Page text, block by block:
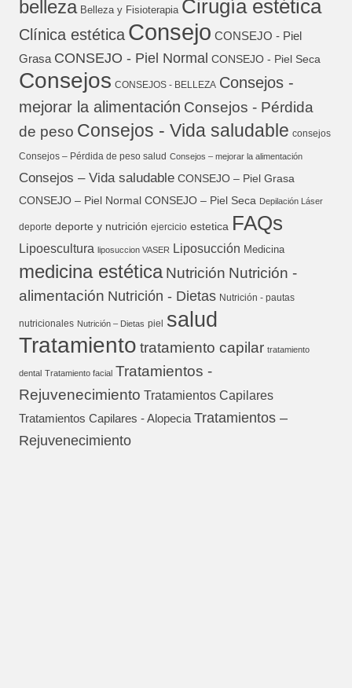
belleza Belleza y Fisioterapia Cirugía estética
Clínica estética Consejo CONSEJO - Piel
Grasa CONSEJO - Piel Normal CONSEJO - Piel Seca
Consejos CONSEJOS - BELLEZA Consejos -
mejorar la alimentación Consejos - Pérdida
de peso Consejos - Vida saludable consejos
Consejos – Pérdida de peso salud Consejos – mejorar la alimentación
Consejos – Vida saludable CONSEJO – Piel Grasa
CONSEJO – Piel Normal CONSEJO – Piel Seca Depilación Láser
deporte deporte y nutrición ejercicio estetica FAQs
Lipoescultura liposuccion VASER Liposucción Medicina
medicina estética Nutrición Nutrición -
alimentación Nutrición - Dietas Nutrición - pautas
nutricionales Nutrición – Dietas piel salud
Tratamiento tratamiento capilar tratamiento
dental Tratamiento facial Tratamientos -
Rejuvenecimiento Tratamientos Capilares
Tratamientos Capilares - Alopecia Tratamientos –
Rejuvenecimiento